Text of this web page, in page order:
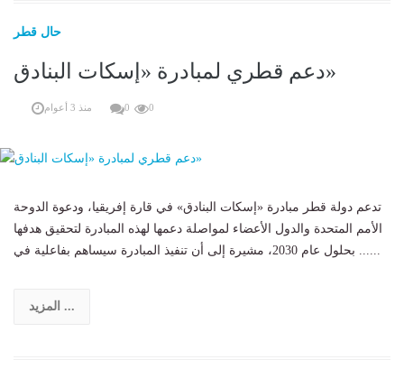
حال قطر
دعم قطري لمبادرة «إسكات البنادق»
منذ 3 أعوام 0 0
تدعم دولة قطر مبادرة «إسكات البنادق» في قارة إفريقيا، ودعوة الدوحة
الأمم المتحدة والدول الأعضاء لمواصلة دعمها لهذه المبادرة لتحقيق هدفها
بحلول عام 2030، مشيرة إلى أن تنفيذ المبادرة سيساهم بفاعلية في ......
المزيد ...